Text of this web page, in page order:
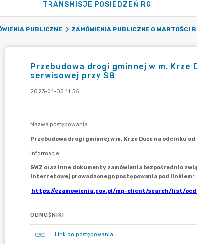
TRANSMISJE POSIEDZEŃ RG
PUBLICZNE ZAMÓWIENIA PUBLICZNE O
Przebudowa drogi gminnej w m. Krze
serwisowej przy S8
2023-01-05 11:56
ODNOŚNIKI
Link do postępowania